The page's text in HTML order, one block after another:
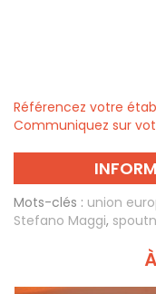
Référencez votre
Communiquez sur
Mots-clés : union
Stefano Maggi,